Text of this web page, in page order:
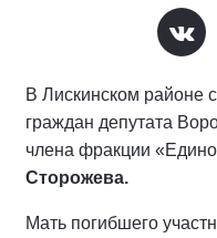
В Лискинском районе
граждан депутата
члена фракции
Сторожева.
Мать погибшего